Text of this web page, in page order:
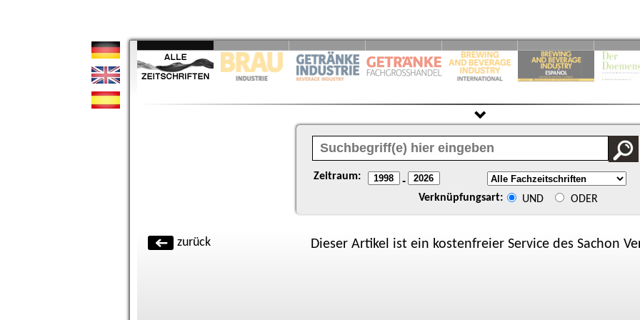
Zeitraum: -
Verknüpfungsart: UND ODER
zurück Dieser Artikel ist ein kostenfreier Service des Sachon